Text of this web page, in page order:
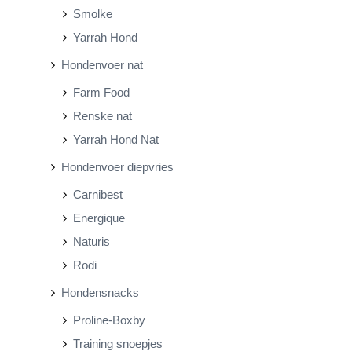
Smolke
Yarrah Hond
Hondenvoer nat
Farm Food
Renske nat
Yarrah Hond Nat
Hondenvoer diepvries
Carnibest
Energique
Naturis
Rodi
Hondensnacks
Proline-Boxby
Training snoepjes